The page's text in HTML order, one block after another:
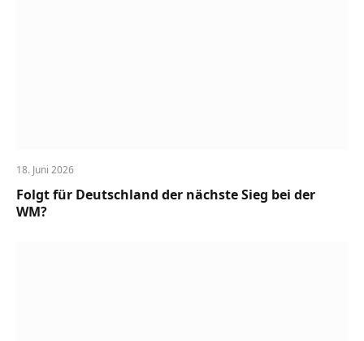
18. Juni 2026
Folgt für Deutschland der nächste Sieg bei der
WM?